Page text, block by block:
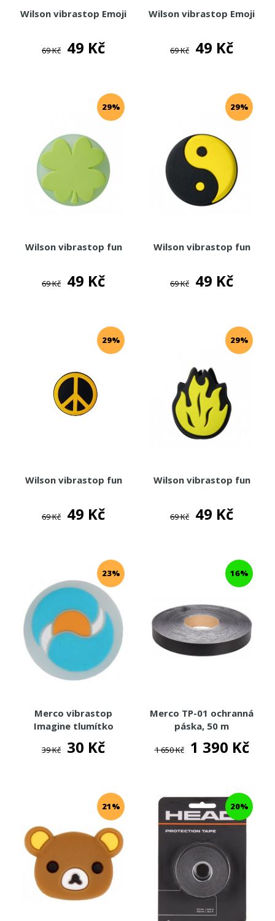
Wilson vibrastop Emoji
69 Kč 49 Kč
Wilson vibrastop Emoji
69 Kč 49 Kč
29%
Wilson vibrastop fun
69 Kč 49 Kč
29%
Wilson vibrastop fun
69 Kč 49 Kč
29%
Wilson vibrastop fun
69 Kč 49 Kč
29%
Wilson vibrastop fun
69 Kč 49 Kč
23%
Merco vibrastop
Imagine tlumítko
39 Kč 30 Kč
16%
Merco TP-01 ochranná
páska, 50 m
1 650 Kč 1 390 Kč
21% 20%